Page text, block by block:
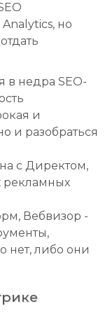
но
в недра SEO-
и
и разобраться
с Директом,
рекламных
Вебвизор -
нет, либо они